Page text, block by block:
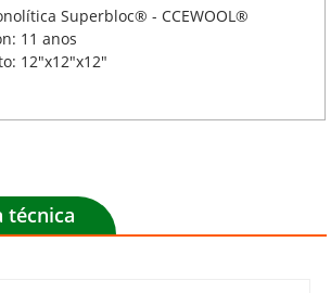
Superbloc® - CCEWOOL®
11 anos
12"x12"x12"
técnica